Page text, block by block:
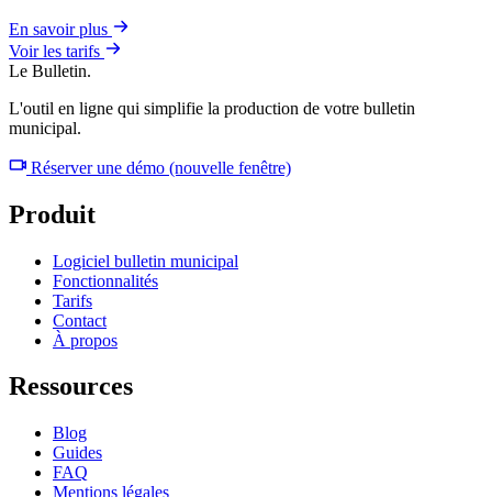
En savoir plus
Voir les tarifs
Le Bulletin.
L'outil en ligne qui simplifie la production de votre bulletin
municipal.
Réserver une démo (nouvelle fenêtre)
Produit
Logiciel bulletin municipal
Fonctionnalités
Tarifs
Contact
À propos
Ressources
Blog
Guides
FAQ
Mentions légales